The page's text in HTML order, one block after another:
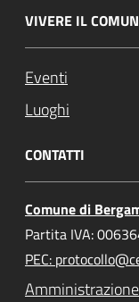
VIVERE IL
Eventi
Luoghi
CONTATTI
Comune di
Partita IVA:
PEC:
Amministrazione